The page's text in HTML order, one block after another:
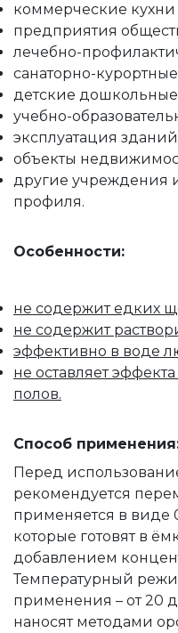
коммерческие
предприятия
лечебно-
санаторно-
детские
учебно-
эксплуатация
объекты
другие учреждения
профиля.
Особенности:
не содержит едких
не содержит
эффективно в воде
не оставляет
полов.
Способ
Перед
рекомендуется
применяется в виде
которые готовят в
добавлением
Температурный
применения – от 20
наносят методами